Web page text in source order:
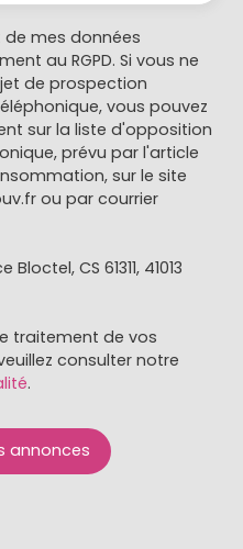
mes données
au RGPD. Si vous ne
de prospection
vous pouvez
sur la liste d'opposition
prévu par l'article
sur le site
ou par courrier
CS 61311, 41013
traitement de vos
consulter notre
.
annonces